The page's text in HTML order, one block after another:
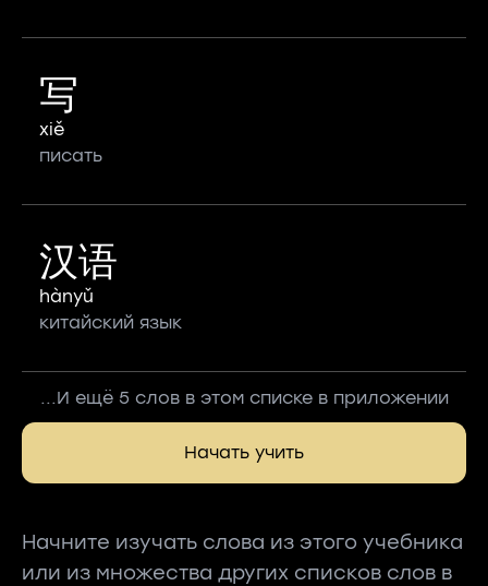
写
xiě
писать
汉语
hànyǔ
китайский язык
...И ещё 5 слов в этом списке в приложении
Начать учить
Начните изучать слова из этого учебника
или из множества других списков слов в